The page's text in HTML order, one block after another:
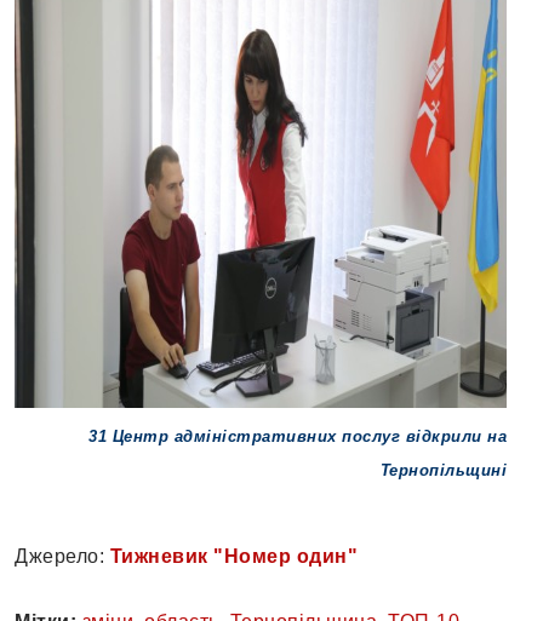
31 Центр адміністративних послуг відкрили на
Тернопільщині
Джерело: Тижневик "Номер один"